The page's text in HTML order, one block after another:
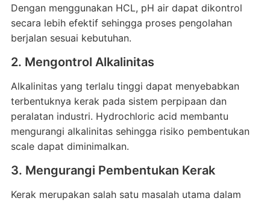
Dengan menggunakan HCL, pH air dapat dikontrol
secara lebih efektif sehingga proses pengolahan
berjalan sesuai kebutuhan.
2. Mengontrol Alkalinitas
Alkalinitas yang terlalu tinggi dapat menyebabkan
terbentuknya kerak pada sistem perpipaan dan
peralatan industri. Hydrochloric acid membantu
mengurangi alkalinitas sehingga risiko pembentukan
scale dapat diminimalkan.
3. Mengurangi Pembentukan Kerak
Kerak merupakan salah satu masalah utama dalam